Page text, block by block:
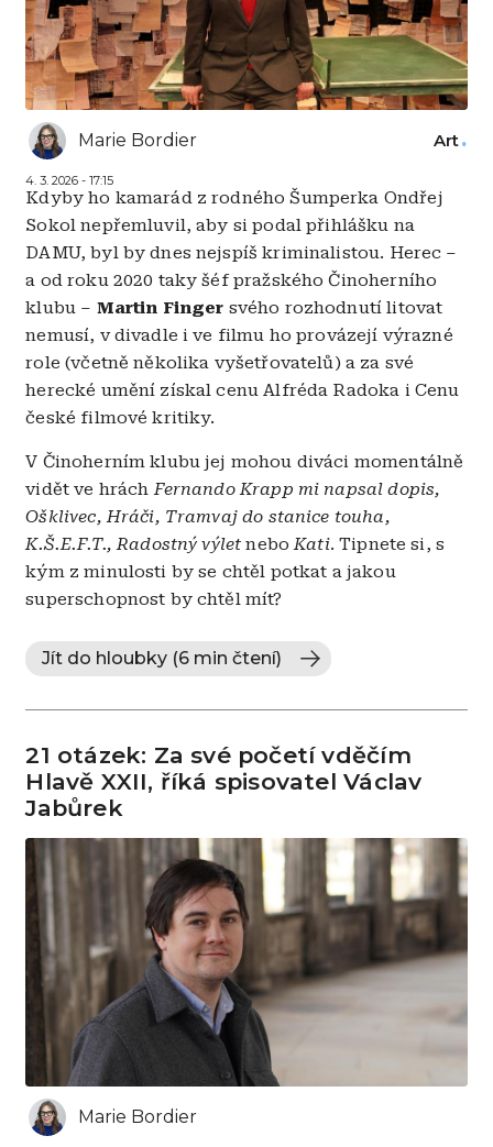
Marie Bordier
4. 3. 2026 - 17:15
Art
Kdyby ho kamarád z rodného Šumperka Ondřej
Sokol nepřemluvil, aby si podal přihlášku na
DAMU, byl by dnes nejspíš kriminalistou. Herec –
a od roku 2020 taky šéf pražského Činoherního
klubu – Martin Finger svého rozhodnutí litovat
nemusí, v divadle i ve filmu ho provázejí výrazné
role (včetně několika vyšetřovatelů) a za své
herecké umění získal cenu Alfréda Radoka i Cenu
české filmové kritiky.
V Činoherním klubu jej mohou diváci momentálně
vidět ve hráchFernando Krapp mi napsal dopis,
Ošklivec, Hráči, Tramvaj do stanice touha,
K.Š.E.F.T., Radostný výletnebo Kati. Tipnete si, s
kým z minulosti by se chtěl potkat a jakou
superschopnost by chtěl mít?
Jít do hloubky (6 min čtení)
21 otázek: Za své početí vděčím
Hlavě XXII, říká spisovatel Václav
Jabůrek
Marie Bordier